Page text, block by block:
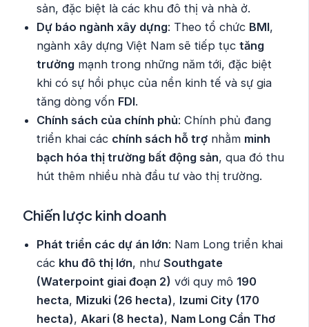
sản, đặc biệt là các khu đô thị và nhà ở.
Dự báo ngành xây dựng: Theo tổ chức BMI,
ngành xây dựng Việt Nam sẽ tiếp tụctăng
trưởng mạnh trong những năm tới, đặc biệt
khi có sự hồi phục của nền kinh tế và sự gia
tăng dòng vốn FDI.
Chính sách của chính phủ: Chính phủ đang
triển khai các chính sách hỗ trợ nhằm minh
bạch hóa thị trường bất động sản, qua đó thu
hút thêm nhiều nhà đầu tư vào thị trường.
Chiến lược kinh doanh
Phát triển các dự án lớn: Nam Long triển khai
các khu đô thị lớn, nhưSouthgate
(Waterpoint giai đoạn 2) với quy mô 190
hecta, Mizuki (26 hecta), Izumi City (170
hecta),Akari (8 hecta), Nam Long Cần Thơ